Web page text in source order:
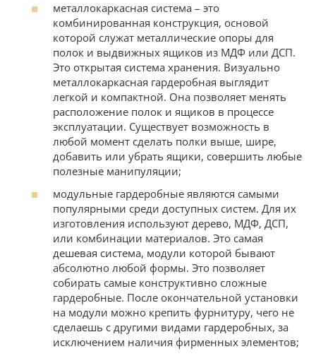
металлокаркасная система – это
комбинированная конструкция, основой
которой служат металлические опоры для
полок и выдвижных ящиков из МДФ или ДСП.
Это открытая система хранения. Визуально
металлокаркасная гардеробная выглядит
легкой и компактной. Она позволяет менять
расположение полок и ящиков в процессе
эксплуатации. Существует возможность в
любой момент сделать полки выше, шире,
добавить или убрать ящики, совершить любые
полезные манипуляции;
модульные гардеробные являются самыми
популярными среди доступных систем. Для их
изготовления используют дерево, МДФ, ДСП,
или комбинации материалов. Это самая
дешевая система, модули которой бывают
абсолютно любой формы. Это позволяет
собирать самые конструктивно сложные
гардеробные. После окончательной установки
на модули можно крепить фурнитуру, чего не
сделаешь с другими видами гардеробных, за
исключением наличия фирменных элементов;